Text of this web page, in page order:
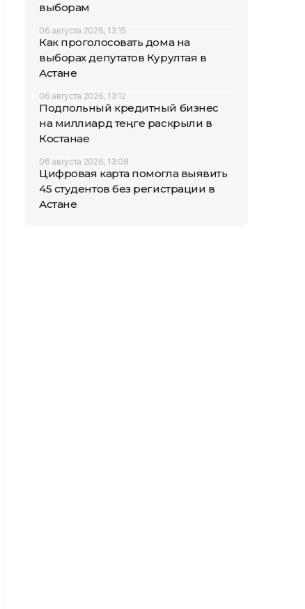
выборам
06 августа 2026, 13:15
Как проголосовать дома на
выборах депутатов Курултая в
Астане
06 августа 2026, 13:12
Подпольный кредитный бизнес
на миллиард теңге раскрыли в
Костанае
06 августа 2026, 13:08
Цифровая карта помогла выявить
45 студентов без регистрации в
Астане